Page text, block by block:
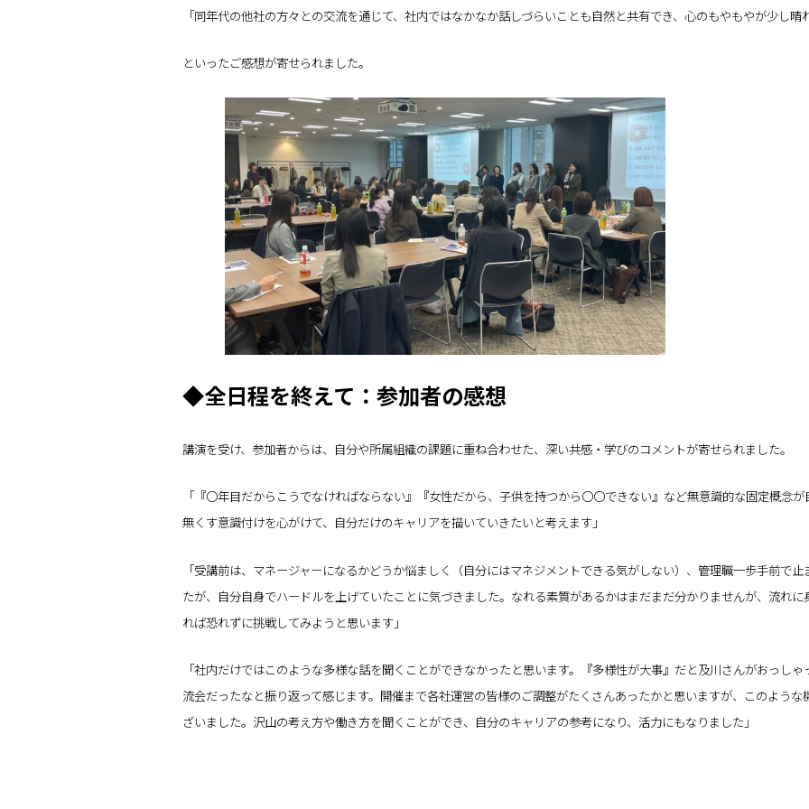
「同年代の他社の方々との交流を通じて、社内ではなかなか話しづらいことも自然と共有でき、心のもやもやが少し晴
といったご感想が寄せられました。
◆全日程を終えて：参加者の感想
講演を受け、参加者からは、自分や所属組織の課題に重ね合わせた、深い共感・学びのコメントが寄せられました。
「『〇年目だからこうでなければならない』『女性だから、子供を持つから〇〇できない』など無意識的な固定概念
無くす意識付けを心がけて、自分だけのキャリアを描いていきたいと考えます」
「受講前は、マネージャーになるかどうか悩ましく（自分にはマネジメントできる気がしない）、管理職一歩手前で
たが、自分自身でハードルを上げていたことに気づきました。なれる素質があるかはまだまだ分かりませんが、流れ
れば恐れずに挑戦してみようと思います」
「社内だけではこのような多様な話を聞くことができなかったと思います。『多様性が大事』だと及川さんがおっし
流会だったなと振り返って感じます。開催まで各社運営の皆様のご調整がたくさんあったかと思いますが、このよう
ざいました。沢山の考え方や働き方を聞くことができ、自分のキャリアの参考になり、活力にもなりました」